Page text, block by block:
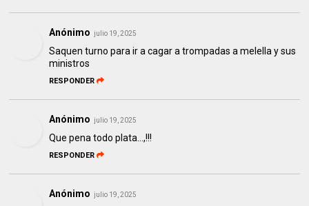
Anónimo julio 19, 2025
Saquen turno para ir a cagar a trompadas a melella y sus
ministros
RESPONDER
Anónimo julio 19, 2025
Que pena todo plata...,!!!
RESPONDER
Anónimo julio 19, 2025